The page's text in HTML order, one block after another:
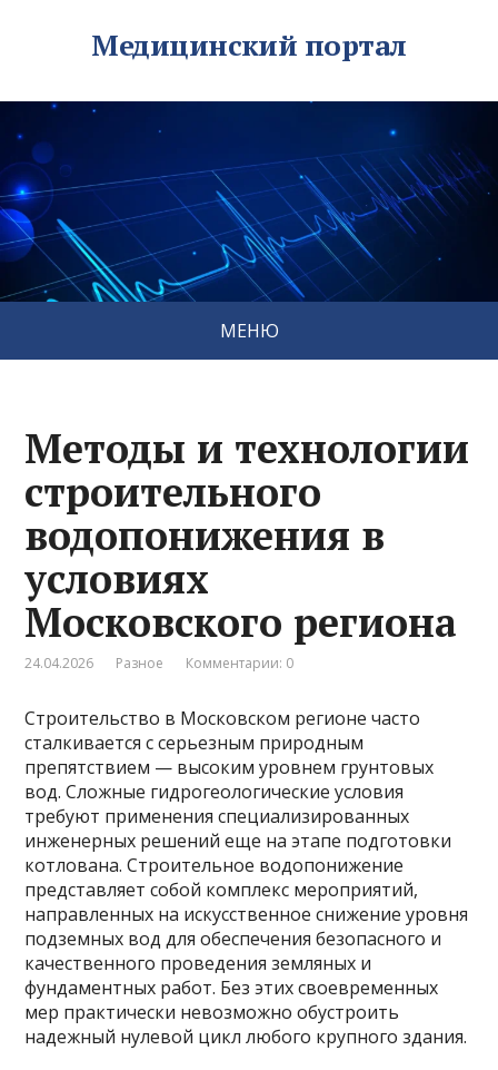
Медицинский портал
МЕНЮ
Методы и технологии
строительного
водопонижения в
условиях
Московского региона
24.04.2026 Разное Комментарии: 0
Строительство в Московском регионе часто
сталкивается с серьезным природным
препятствием — высоким уровнем грунтовых
вод. Сложные гидрогеологические условия
требуют применения специализированных
инженерных решений еще на этапе подготовки
котлована. Строительное водопонижение
представляет собой комплекс мероприятий,
направленных на искусственное снижение уровня
подземных вод для обеспечения безопасного и
качественного проведения земляных и
фундаментных работ. Без этих своевременных
мер практически невозможно обустроить
надежный нулевой цикл любого крупного здания.